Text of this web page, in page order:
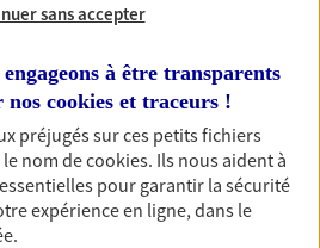
Moll
d'Assurance AXA Epargne et
06 78 01 14 71
sans accepter
à être transparents
nos cookies et traceurs !
préjugés sur ces petits fichiers
nom decookies. Ils nous aident à
pour garantir la sécurité
expérience en ligne, dans le